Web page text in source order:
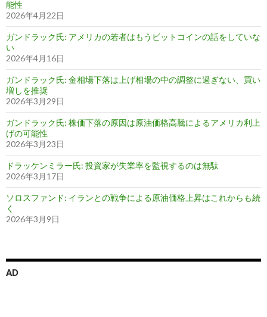
能性
2026年4月22日
ガンドラック氏: アメリカの若者はもうビットコインの話をしていな
い
2026年4月16日
ガンドラック氏: 金相場下落は上げ相場の中の調整に過ぎない、買い
増しを推奨
2026年3月29日
ガンドラック氏: 株価下落の原因は原油価格高騰によるアメリカ利上
げの可能性
2026年3月23日
ドラッケンミラー氏: 投資家が失業率を監視するのは無駄
2026年3月17日
ソロスファンド: イランとの戦争による原油価格上昇はこれからも続
く
2026年3月9日
AD